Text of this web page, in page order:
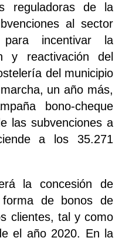
reguladoras de la
al sector
incentivar la
y reactivación del
del municipio
un año más,
bono-cheque
las subvenciones a
a los 35.271
la concesión de
forma de bonos de
clientes, tal y como
el año 2020. En la